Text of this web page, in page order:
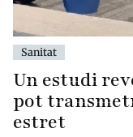
Sanitat
Un estudi
pot
estret